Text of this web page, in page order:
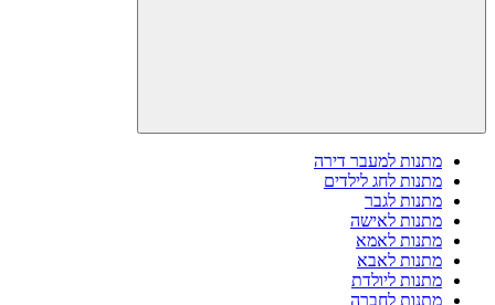
מתנות למעבר דירה
מתנות לחג לילדים
מתנות לגבר
מתנות לאישה
מתנות לאמא
מתנות לאבא
מתנות ליולדת
מתנות לחברה